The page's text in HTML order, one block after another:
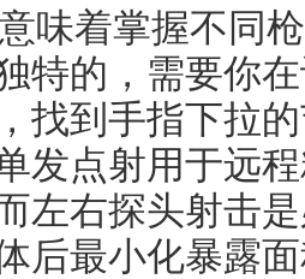
味着掌握不同
特的，需要你
找到手指下拉
发点射用于远
左右探头射击
后最小化暴露